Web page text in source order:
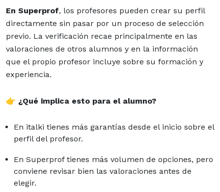
En Superprof, los profesores pueden crear su perfil
directamente sin pasar por un proceso de selección
previo. La verificación recae principalmente en las
valoraciones de otros alumnos y en la información
que el propio profesor incluye sobre su formación y
experiencia.
👉 ¿Qué implica esto para el alumno?
En italki tienes más garantías desde el inicio sobre el
perfil del profesor.
En Superprof tienes más volumen de opciones, pero
conviene revisar bien las valoraciones antes de
elegir.